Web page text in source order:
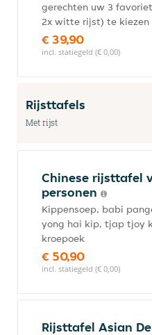
gerechten uw 3
2x witte rijst) te kiezen
€ 39,90
incl. statiegeld (€ 0,00)
Rijsttafels
Met rijst
Chinese rijsttafel
personen
Kippensoep, babi
yong hai kip, tjap tjoy
kroepoek
€ 50,90
incl. statiegeld (€ 0,00)
Rijsttafel Asian